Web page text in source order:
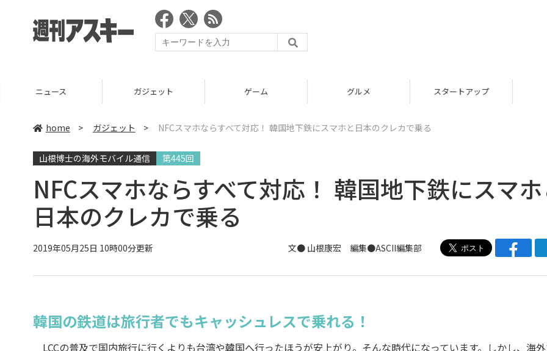
ニュース ガジェット ゲーム グルメ スタートアップ
home > ガジェット > NFCスマホならすべて対応！ 韓国地下鉄にスマホと日本のクレカで乗る
山根博士の海外モバイル通信 第445回
NFCスマホならすべて対応！ 韓国地下鉄にスマ
日本のクレカで乗る
2019年05月25日 10時00分更新 文● 山根康宏 編集●ASCII編集部
韓国の鉄道は旅行者でもキャッシュレスで乗れる！
LCCの普及で国内旅行に行くよりも台湾や韓国へ行ったほうが安上がり。そんな時代になっています。しかし、海